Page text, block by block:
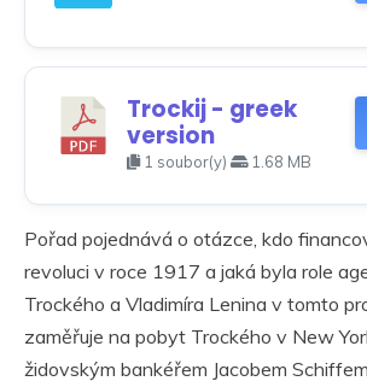
Trockij - greek
version
1 soubor(y) 1.68 MB
Pořad pojednává o otázce, kdo
revoluci v roce 1917 a jaká byla role
Trockého a Vladimíra Lenina v tomto
zaměřuje na pobyt Trockého v New
židovským bankéřem Jacobem